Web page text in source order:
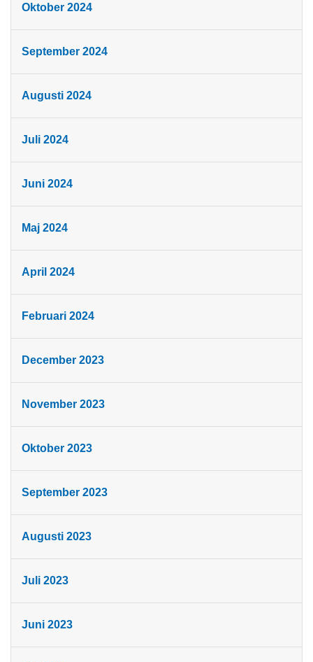
Oktober 2024
September 2024
Augusti 2024
Juli 2024
Juni 2024
Maj 2024
April 2024
Februari 2024
December 2023
November 2023
Oktober 2023
September 2023
Augusti 2023
Juli 2023
Juni 2023